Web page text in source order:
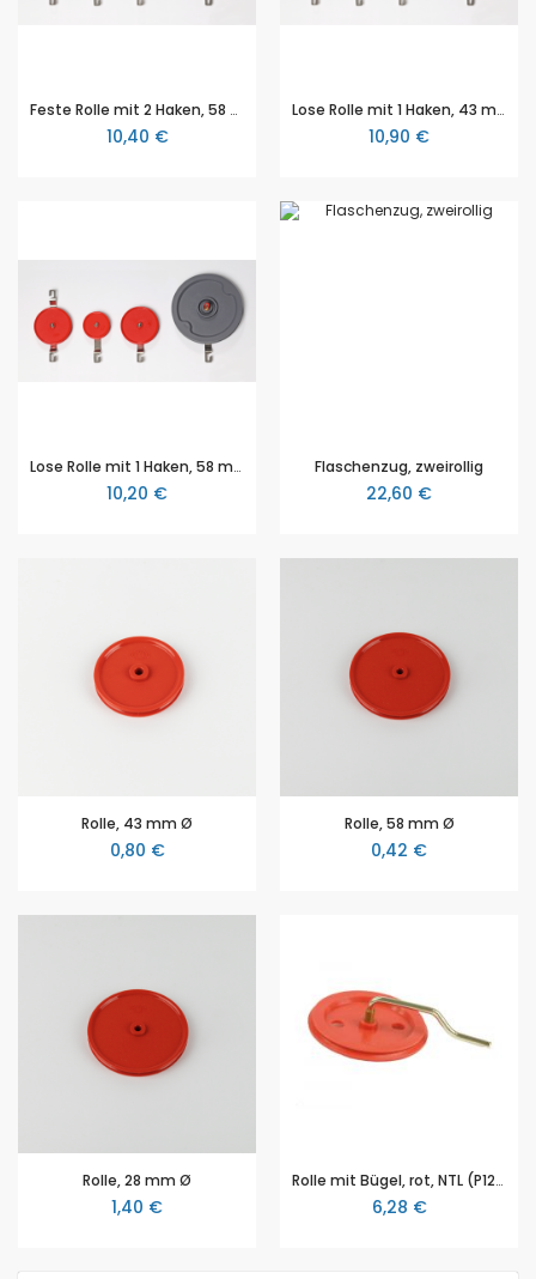
Feste Rolle mit 2 Haken, 58 mm Ø
10,40 €
Lose Rolle mit 1 Haken, 43 mm Ø
10,90 €
Lose Rolle mit 1 Haken, 58 mm Ø
10,20 €
Flaschenzug, zweirollig
22,60 €
Rolle, 43 mm Ø
0,80 €
Rolle, 58 mm Ø
0,42 €
Rolle, 28 mm Ø
1,40 €
Rolle mit Bügel, rot, NTL (P1230-3A)
6,28 €